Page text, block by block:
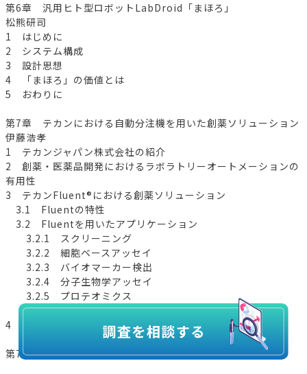
第6章 汎用ヒト型ロボットLabDroid「まほろ」
松熊研司
1 はじめに
2 システム構成
3 設計思想
4 「まほろ」の価値とは
5 おわりに
第7章 テカンにおける自動分注機を用いた創薬ソリューション
伊藤浩孝
1 テカンジャパン株式会社の紹介
2 創薬・医薬品開発におけるラボラトリーオートメーションの
有用性
3 テカンFluent®における創薬ソリューション
3.1 Fluentの特性
3.2 Fluentを用いたアプリケーション
3.2.1 スクリーニング
3.2.2 細胞ベースアッセイ
3.2.3 バイオマーカー検出
3.2.4 分子生物学アッセイ
3.2.5 プロテオミクス
3.2.6 薬物動態および薬力学（PK/PD）
4 おわりに
第7編 人材育成